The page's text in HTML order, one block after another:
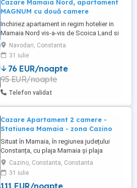
Cazare Mamaia Nord, apartament
MAGNUM cu două camere
Inchiriez apartament in regim hotelier in
Mamaia Nord vis-a-vis de Scoica Land si
complex Phoenicia, apartamentul are 1
dormitor, 1 living cu canapea extensibilă,
bucătărie utilată, baie și balcon. Dotări:
-2TV LCD de80cm si 100cm -frigider si
congelator -cuptor,plită aragaz -centrală
proprie -expresor ...
Navodari, Constanta
31 iulie
76 EUR/noapte
95 EUR/noapte
Telefon validat
Cazare Apartament 2 camere -
Statiunea Mamaia - zona Cazino
Situat în Mamaia, în regiunea județului
Constanța, cu plaja Mamaia și plaja
Myrtos în apropiere, Diamond View
Apartments oferă cazare cu parcare
privată gratuită garantată pentru fiecare
Cazino, Constanta, Constanta
31 iulie
111 EUR/noapte